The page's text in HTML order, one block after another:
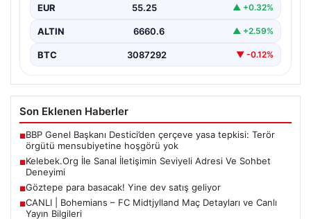
EUR 55.25 ▲ +0.32%
ALTIN 6660.6 ▲ +2.59%
BTC 3087292 ▼ -0.12%
Son Eklenen Haberler
■BBP Genel Başkanı Destici’den çerçeve yasa tepkisi: Terör
örgütü mensubiyetine hoşgörü yok
■Kelebek.Org İle Sanal İletişimin Seviyeli Adresi Ve Sohbet
Deneyimi
■Göztepe para basacak! Yine dev satış geliyor
■CANLI | Bohemians – FC Midtjylland Maç Detayları ve Canlı
Yayın Bilgileri